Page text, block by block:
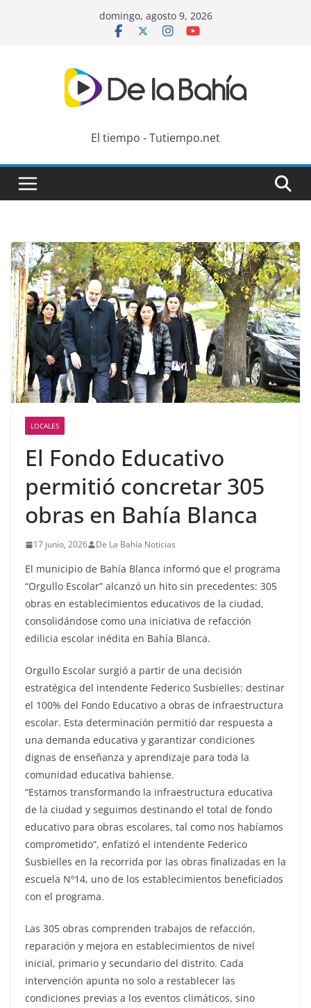
domingo, agosto 9, 2026
El tiempo - Tutiempo.net
LOCALES
El Fondo Educativo
permitió concretar 305
obras en Bahía Blanca
17 junio, 2026 De La Bahía Noticias
El municipio de Bahía Blanca informó que el programa
“Orgullo Escolar” alcanzó un hito sin precedentes: 305
obras en establecimientos educativos de la ciudad,
consolidándose como una iniciativa de refacción
edilicia escolar inédita en Bahía Blanca.
Orgullo Escolar surgió a partir de una decisión
estratégica del intendente Federico Susbielles: destinar
el 100% del Fondo Educativo a obras de infraestructura
escolar. Esta determinación permitió dar respuesta a
una demanda educativa y garantizar condiciones
dignas de enseñanza y aprendizaje para toda la
comunidad educativa bahiense.
“Estamos transformando la infraestructura educativa
de la ciudad y seguimos destinando el total de fondo
educativo para obras escolares, tal como nos habíamos
comprometido”, enfatizó el intendente Federico
Susbielles en la recorrida por las obras finalizadas en la
escuela Nº14, uno de los establecimientos beneficiados
con el programa.
Las 305 obras comprenden trabajos de refacción,
reparación y mejora en establecimientos de nivel
inicial, primario y secundario del distrito. Cada
intervención apunta no solo a restablecer las
condiciones previas a los eventos climáticos, sino